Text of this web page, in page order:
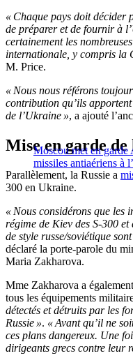
« Chaque pays doit décider
de préparer et de fournir à
certainement les
internationale, y compris la
M. Price.
« Nous nous référons
contribution qu’ils
de l’Ukraine », a ajouté
Moscou met en garde
missiles antiaériens à
Mise en garde de
Parallèlement, la Russie a
300 en Ukraine.
« Nous considérons que les
régime de Kiev des S-300 et
de style russe/soviétique
déclaré la porte-parole du
Maria Zakharova.
Mme Zakharova a
tous les équipements
détectés et détruits par les
Russie ». « Avant qu’il ne
ces plans dangereux. Une
dirigeants grecs contre leur